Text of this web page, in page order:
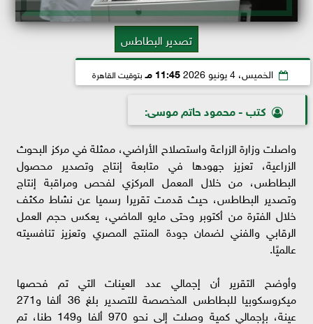
تصدير البطاطس
الخميس، 4 يونيو 2026 11:45 مـ بتوقيت القاهرة
كتب - محمود حاتم موسى:
واصلت وزارة الزراعة واستصلاح الأراضي، ممثلة في مركز البحوث
الزراعية، تعزيز جهودها في متابعة إنتاج وتصدير محصول
البطاطس، من خلال المعمل المركزي لفحص ومراقبة إنتاج
وتصدير البطاطس، حيث قدمت تقريرا رسميا عن نشاط مكثف
خلال الفترة من أكتوبر وحتى مايو الماضي، يعكس حجم العمل
الرقابي والفني لضمان جودة المنتج المصري وتعزيز تنافسيته
عالميًا.
وأوضح التقرير أن إجمالي عدد العينات التي تم فحصها
ميكروسكوبيا للبطاطس المخصصة للتصدير بلغ 36 ألفا و271
عينة، بإجمالي كمية وصلت إلى نحو 970 ألفا و149 طنا، تم